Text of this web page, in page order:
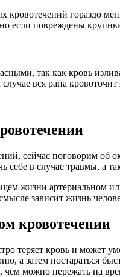
кровотечений гораздо
если повреждены
так как кровь
вся рана
сейчас поговорим об
в случае травмы, а
жизни артериальном
зависит жизнь
кровотечении
теряет кровь и может
а затем постараться
чем можно пережать на